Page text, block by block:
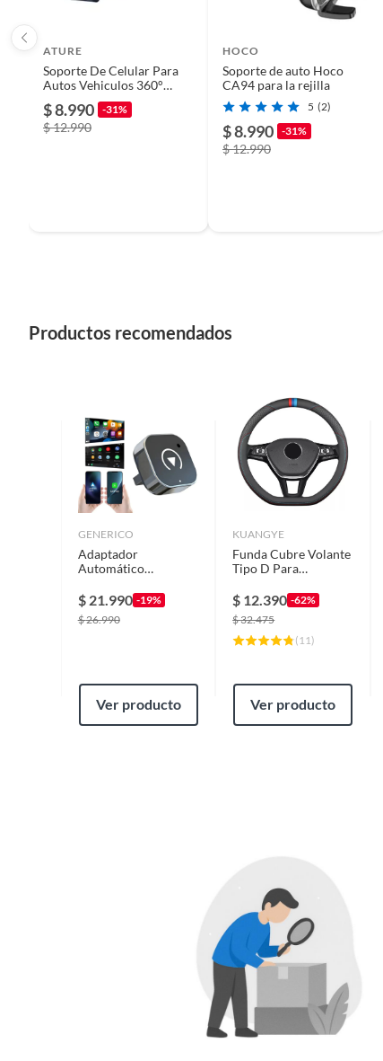
Modelo
Dimensiones
ATURE
Soporte De Celular Para
Autos Vehiculos 360°
Firme Rejillas
$ 8.990 -31%
$ 12.990
HOCO
Soporte de auto Hoco
CA94 para la rejilla
5 (2)
$ 8.990 -31%
$ 12.990
Productos recomendados
GENERICO
Adaptador
Automático
Carplay/Android 2en
1
$ 21.990 -19%
$26.990
Ver producto
KUANGYE
Funda Cubre Volante
Tipo D Para
$ 12.390 -62%
$32.475
( 11)
Ver producto